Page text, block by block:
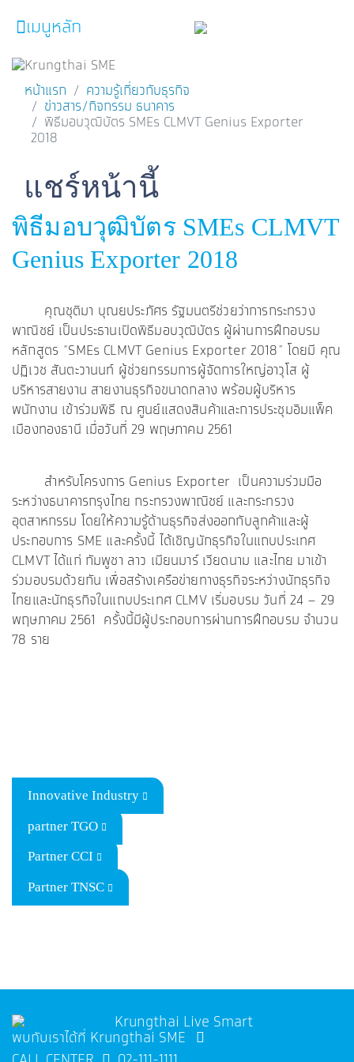
หน้าหลัก
ผลิตภัณฑ์และบริการ
โปรโมชั่น
ความรู้เกี่ยวกับธุรกิจ
SME Focus Magazine
คำนวณสินเชื่อเบื้องต้น
ค้นหาจุดบริการ
FOLLOW USKrungthai SME​
เมนูหลัก
หน้าแรก
ความรู้เกี่ยวกับธุรกิจ
ข่าวสาร/กิจกรรม ธนาคาร
พิธีมอบวุฒิบัตร SMEs CLMVT Genius Exporter
2018
แชร์หน้านี้
Facebook
พิธีมอบวุฒิบัตร SMEs CLMVT
Genius Exporter 2018
คุณชุติมา บุณยประภัศร รัฐมนตรีช่วยว่าการกระทรวง
พาณิชย์ เป็นประธานเปิดพิธีมอบวุฒิบัตร ผู้ผ่านการฝึกอบรม
หลักสูตร “SMEs CLMVT Genius Exporter 2018” โดยมี คุณ
ปฏิเวช สันตะวานนท์ ผู้ช่วยกรรมการผู้จัดการใหญ่อาวุโส ผู้
บริหารสายงาน สายงานธุรกิจขนาดกลาง พร้อมผู้บริหาร
พนักงาน เข้าร่วมพิธี ณ ศูนย์แสดงสินค้าและการประชุมอิมแพ็ค
เมืองทองธานี เมื่อวันที่ 29 พฤษภาคม 2561
สำหรับโครงการ Genius Exporter เป็นความร่วมมือ
ระหว่างธนาคารกรุงไทย กระทรวงพาณิชย์ และกระทรวง
อุตสาหกรรม โดยให้ความรู้ด้านธุรกิจส่งออกกับลูกค้าและผู้
ประกอบการ SME และครั้งนี้ ได้เชิญนักธุรกิจในแถบประเทศ
CLMVT ได้แก่ กัมพูชา ลาว เมียนมาร์ เวียดนาม และไทย มาเข้า
ร่วมอบรมด้วยกัน เพื่อสร้างเครือข่ายทางธุรกิจระหว่างนักธุรกิจ
ไทยและนักธุรกิจในแถบประเทศ CLMV เริ่มอบรม วันที่ 24 – 29
พฤษภาคม 2561 ครั้งนี้มีผู้ประกอบการผ่านการฝึกอบรม จำนวน
78 ราย
Innovative Industry
partner TGO
Partner CCI
Partner TNSC
พบกับเราได้ที่ Krungthai SME